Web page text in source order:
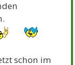
schon im